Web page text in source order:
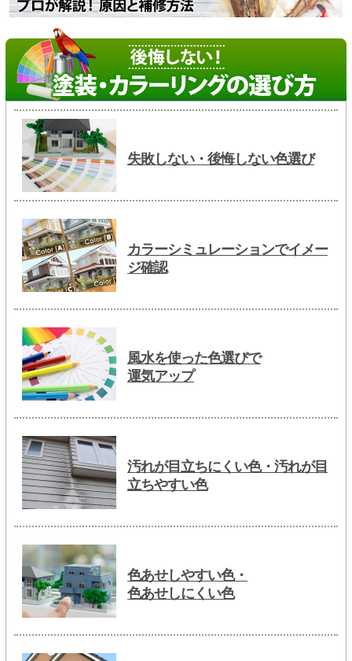
失敗しない・後悔しない色選び
カラーシミュレーションでイメー
ジ確認
風水を使った色選びで
運気アップ
汚れが目立ちにくい色・汚れが目
立ちやすい色
色あせしやすい色・
色あせしにくい色